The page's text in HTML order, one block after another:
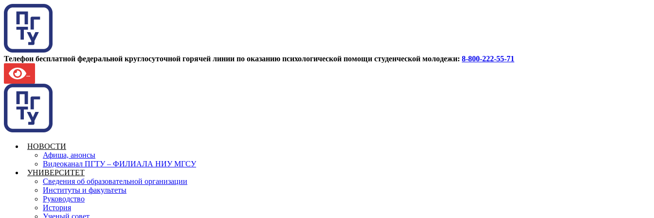
Телефон бесплатной федеральной круглосуточной горячей линии по оказанию психологической помощи студенческой молодежи: 8-800-222-55-71
НОВОСТИ
Афиша, анонсы
Видеоканал ПГТУ – ФИЛИАЛА НИУ МГСУ
УНИВЕРСИТЕТ
Сведения об образовательной организации
Институты и факультеты
Руководство
История
Ученый совет